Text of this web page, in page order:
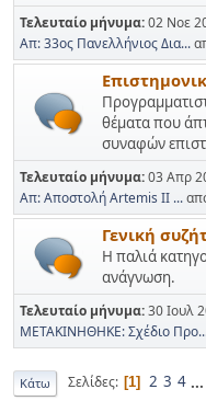
Τελευταίο μήνυμα:02 Νοε
Απ: 33ος Πανελλήνιος Δια...
θέματα που
συναφών
Τελευταίο μήνυμα:03 Απρ
Απ: Αποστολή Artemis II ...
Γενική
Η παλιά
ανάγνωση.
Τελευταίο μήνυμα:30 Ιουλ
ΜΕΤΑΚΙΝΗΘΗΚΕ: Σχέδιο
Κάτω Σελίδες 1 2 3 4 ...